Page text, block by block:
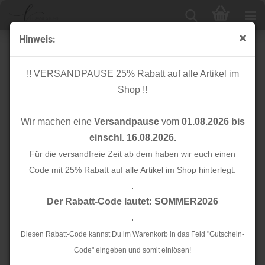
Hinweis:
!! VERSANDPAUSE 25% Rabatt auf alle Artikel im
Shop !!
Wir machen eine Versandpausevom 01.08.2026 bis
einschl. 16.08.2026.
Für die versandfreie Zeit ab dem haben wir euch einen
Code mit 25% Rabatt auf alle Artikel im Shop hinterlegt.
.
Der Rabatt-Code lautet: SOMMER2026
.
Diesen Rabatt-Code kannst Du im Warenkorb in das Feld "Gutschein-
Code" eingeben und somit einlösen!
Love Letters - Hamburger Liebe - Albstoffe
1
Cuff me - Bio
Bio Baumwoll Satin -